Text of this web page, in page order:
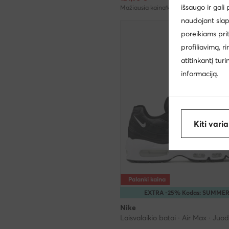
Mažiausia kaina147,00 €
EXTRA -25% Kodas: SUMMER
Palanki kaina
Nike
Laisvalaikio batai · Air Max ·
išsaugo ir gali
naudojant
poreikiams
profiliavimą,
atitinkantį
informaciją.
Kiti